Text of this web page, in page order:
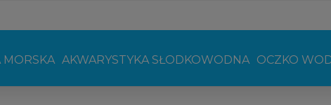
MORSKA AKWARYSTYKA SŁODKOWODNA OCZKO